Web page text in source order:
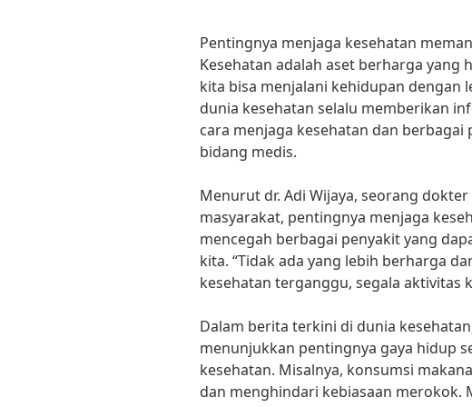
Pentingnya menjaga kesehatan
Kesehatan adalah aset berharga yang
kita bisa menjalani kehidupan dengan
dunia kesehatan selalu memberikan
cara menjaga kesehatan dan
bidang medis.
Menurut dr. Adi Wijaya, seorang
masyarakat, pentingnya menjaga
mencegah berbagai penyakit yang
kita. “Tidak ada yang lebih berharga
kesehatan terganggu, segala aktivitas
Dalam berita terkini di dunia
menunjukkan pentingnya gaya hidup
kesehatan. Misalnya, konsumsi
dan menghindari kebiasaan merokok.